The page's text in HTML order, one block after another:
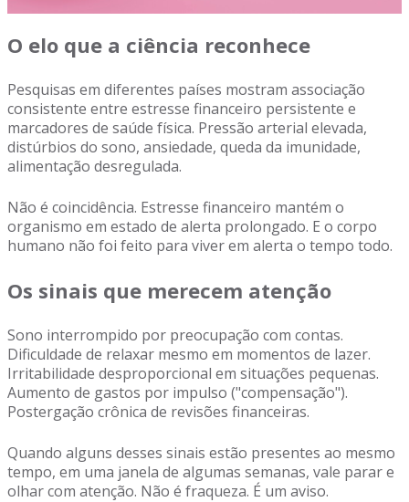
O elo que a ciência reconhece
Pesquisas em diferentes países mostram associação
consistente entre estresse financeiro persistente e
marcadores de saúde física. Pressão arterial elevada,
distúrbios do sono, ansiedade, queda da imunidade,
alimentação desregulada.
Não é coincidência. Estresse financeiro mantém o
organismo em estado de alerta prolongado. E o corpo
humano não foi feito para viver em alerta o tempo todo.
Os sinais que merecem atenção
Sono interrompido por preocupação com contas.
Dificuldade de relaxar mesmo em momentos de lazer.
Irritabilidade desproporcional em situações pequenas.
Aumento de gastos por impulso ("compensação").
Postergação crônica de revisões financeiras.
Quando alguns desses sinais estão presentes ao mesmo
tempo, em uma janela de algumas semanas, vale parar e
olhar com atenção. Não é fraqueza. É um aviso.